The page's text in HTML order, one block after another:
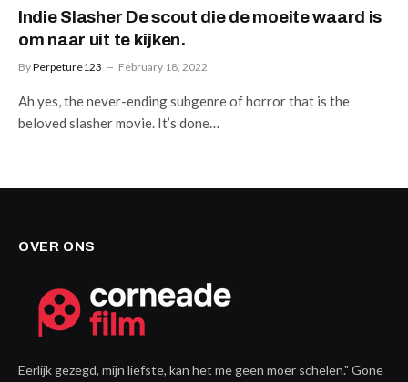
Indie Slasher De scout die de moeite waard is
om naar uit te kijken.
ByPerpeture123 February 18, 2022
Ah yes, the never-ending subgenre of horror that is the
beloved slasher movie. It’s done…
OVER ONS
Eerlijk gezegd, mijn liefste, kan het me geen moer schelen." Gone